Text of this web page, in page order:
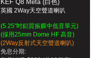
KEF Q8 Meta (白色)
英國 2Way天空聲道喇叭
(5.25"吋鋁質振膜中低音單元)
(採用25mm Dome HF 高音)
(2Way反射式天空聲道喇叭)
免息分期: